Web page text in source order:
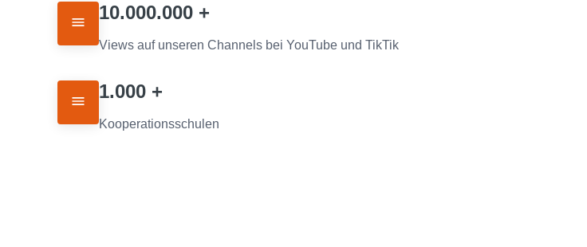
10.000.000 +
Views auf unseren Channels bei YouTube und TikTik
1.000 +
Kooperationsschulen